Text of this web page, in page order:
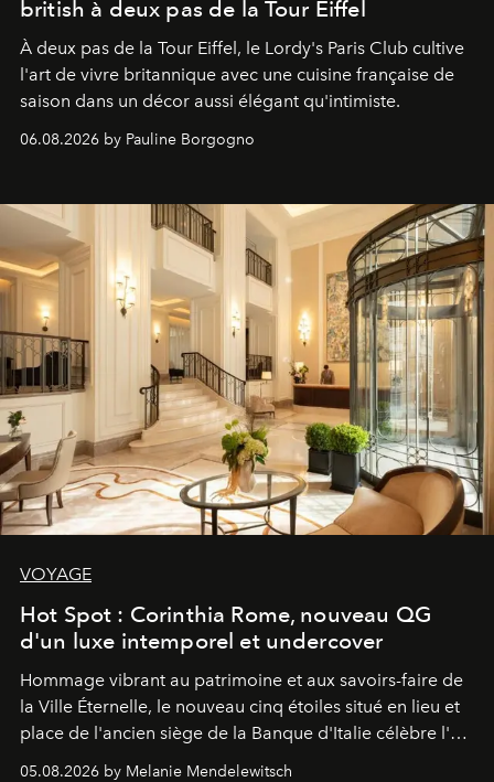
british à deux pas de la Tour Eiffel
À deux pas de la Tour Eiffel, le Lordy's Paris Club cultive
l'art de vivre britannique avec une cuisine française de
saison dans un décor aussi élégant qu'intimiste.
06.08.2026 by Pauline Borgogno
VOYAGE
Hot Spot : Corinthia Rome, nouveau QG
d'un luxe intemporel et undercover
Hommage vibrant au patrimoine et aux savoirs-faire de
la Ville Éternelle, le nouveau cinq étoiles situé en lieu et
place de l'ancien siège de la Banque d'Italie célèbre l'art
de vivre Romain dans toute son élégance intemporelle.
05.08.2026 by Melanie Mendelewitsch